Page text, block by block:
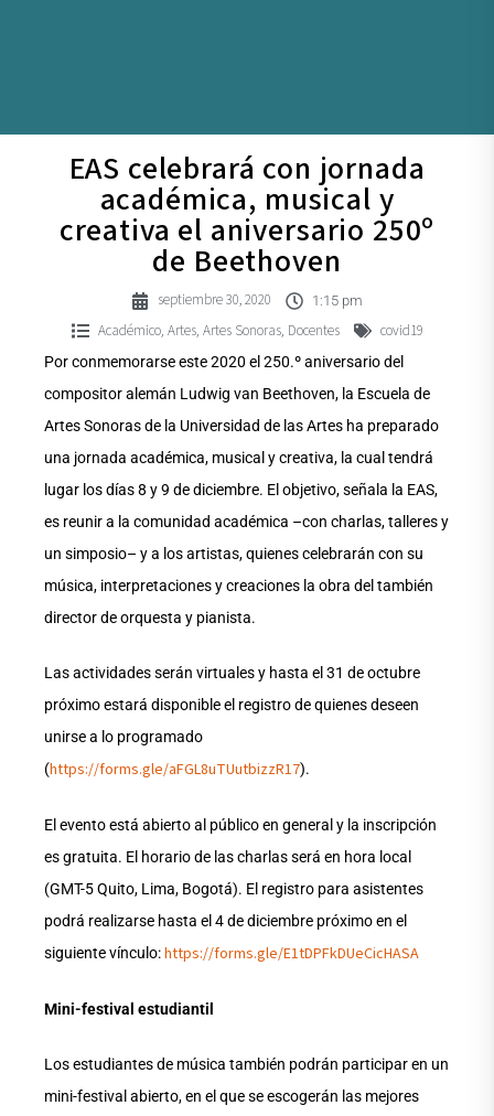
EAS celebrará con jornada
académica, musical y
creativa el aniversario 250º
de Beethoven
septiembre 30, 2020 1:15 pm
Académico, Artes, Artes Sonoras, Docentes covid19
Por conmemorarse este 2020 el 250.º aniversario del
compositor alemán Ludwig van Beethoven, la Escuela de
Artes Sonoras de la Universidad de las Artes ha preparado
una jornada académica, musical y creativa, la cual tendrá
lugar los días 8 y 9 de diciembre. El objetivo, señala la EAS,
es reunir a la comunidad académica –con charlas, talleres y
un simposio– y a los artistas, quienes celebrarán con su
música, interpretaciones y creaciones la obra del también
director de orquesta y pianista.
Las actividades serán virtuales y hasta el 31 de octubre
próximo estará disponible el registro de quienes deseen
unirse a lo programado
(https://forms.gle/aFGL8uTUutbizzR17).
El evento está abierto al público en general y la inscripción
es gratuita. El horario de las charlas será en hora local
(GMT-5 Quito, Lima, Bogotá). El registro para asistentes
podrá realizarse hasta el 4 de diciembre próximo en el
siguiente vínculo:https://forms.gle/E1tDPFkDUeCicHASA
Mini-festival estudiantil
Los estudiantes de música también podrán participar en un
mini-festival abierto, en el que se escogerán las mejores